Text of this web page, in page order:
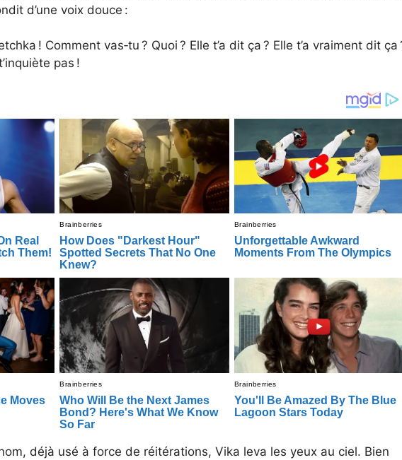
d’une voix douce :
! Comment vas‑tu ? Quoi ? Elle t’a dit ça ? Elle t’a vraiment dit ça
pas !
déjà usé à force de réitérations, Vika leva les yeux au ciel. Bien